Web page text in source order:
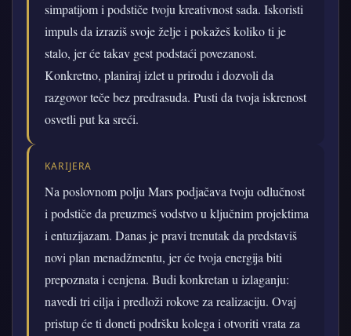
simpatijom i podstiče tvoju kreativnost sada. Iskoristi
impuls da izraziš svoje želje i pokažeš koliko ti je
stalo, jer će takav gest podstaći povezanost.
Konkretno, planiraj izlet u prirodu i dozvoli da
razgovor teče bez predrasuda. Pusti da tvoja iskrenost
osvetli put ka sreći.
KARIJERA
Na poslovnom polju Mars podjačava tvoju odlučnost
i podstiče da preuzmeš vodstvo u ključnim projektima
i entuzijazam. Danas je pravi trenutak da predstaviš
novi plan menadžmentu, jer će tvoja energija biti
prepoznata i cenjena. Budi konkretan u izlaganju:
navedi tri cilja i predloži rokove za realizaciju. Ovaj
pristup će ti doneti podršku kolega i otvoriti vrata za